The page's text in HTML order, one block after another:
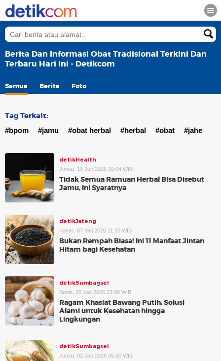
Berita Dan Informasi Obat Tradisional Terkini Dan
Terbaru Hari Ini - Detikcom
Semua Berita Foto
Tag Terkait:
#bpom #jamu #obat herbal #herbal #obat #jahe
detikHealth
Jumat, 19 Jun 2026 10:04 WIB
Tidak Semua Ramuan Herbal Bisa Disebut
Jamu, Ini Syaratnya
detikJateng
Kamis, 07 Mei 2026 11:20 WIB
Bukan Rempah Biasa! Ini 11 Manfaat Jintan
Hitam bagi Kesehatan
detikSumbagsel
Senin, 26 Jan 2026 23:00 WIB
Ragam Khasiat Bawang Putih, Solusi
Alami untuk Kesehatan hingga
Lingkungan
detikSumbagsel
Jumat, 02 Jan 2026 05:30 WIB